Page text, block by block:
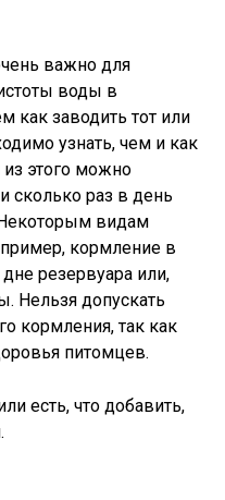
важно для
воды в
как заводить тот или
узнать, чем и как
из этого можно
сколько раз в день
видам
кормление в
резервуара или,
Нельзя допускать
кормления, так как
питомцев.
есть, что добавить,